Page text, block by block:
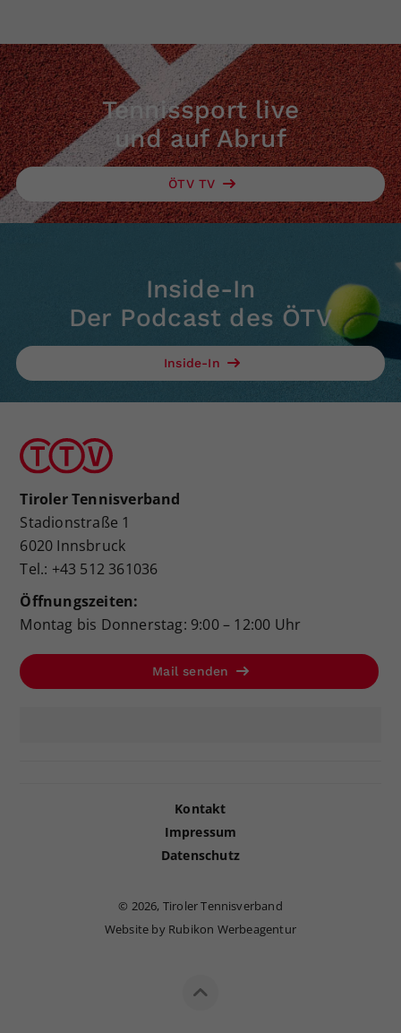
Tennissport live
und auf Abruf
ÖTV TV
Inside-In
Der Podcast des ÖTV
Inside-In
Tiroler Tennisverband
Stadionstraße 1
6020 Innsbruck
Tel.: +43 512 361036
Öffnungszeiten:
Montag bis Donnerstag: 9:00 – 12:00 Uhr
Mail senden
Kontakt
Impressum
Datenschutz
© 2026, Tiroler Tennisverband
Website by Rubikon Werbeagentur